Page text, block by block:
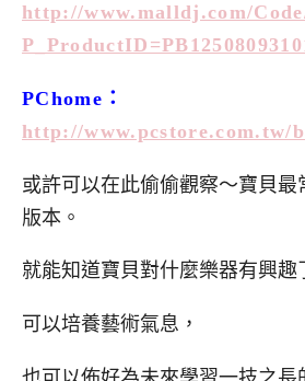
http://www.malldj.com/
PChome：
http://www.pcstore.com.tw/
或許可以在此偷偷觀察～寶貝最
版本。
就能知道寶貝對什麼樂器有興趣
可以培養藝術氣息，